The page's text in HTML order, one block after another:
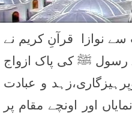
نوازا قرآنِ کریم نے
رسول ﷺ کی پاک ازواج
و عبادت
اور اونچے مقام پر